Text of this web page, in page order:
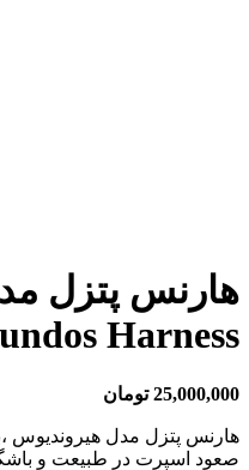
هارنس پتزل
Harness
25,000,000 تومان
هارنس پتزل مدل هیروندیوس
صعود اسپرت در طبیعت و